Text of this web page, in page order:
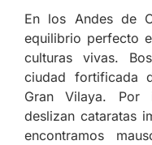
En los Andes de
equilibrio perfecto
culturas vivas.
ciudad fortificada
Gran Vilaya. Por
deslizan cataratas
encontramos